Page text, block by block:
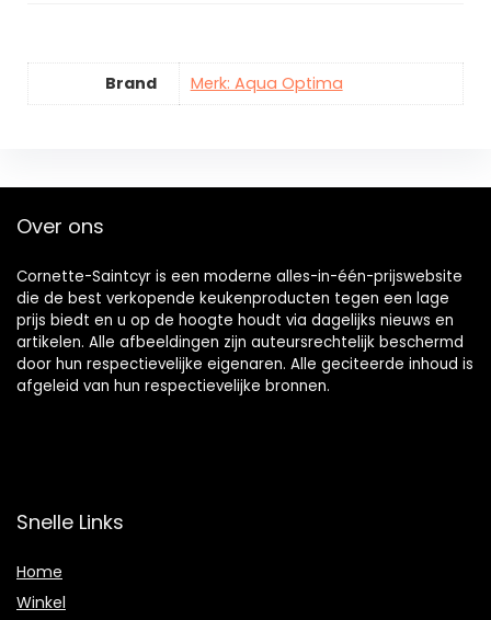
Brand Merk: Aqua Optima
Over ons
Cornette-Saintcyr is een moderne alles-in-één-prijswebsite
die de best verkopende keukenproducten tegen een lage
prijs biedt en u op de hoogte houdt via dagelijks nieuws en
artikelen. Alle afbeeldingen zijn auteursrechtelijk beschermd
door hun respectievelijke eigenaren. Alle geciteerde inhoud is
afgeleid van hun respectievelijke bronnen.
Snelle Links
Home
Winkel